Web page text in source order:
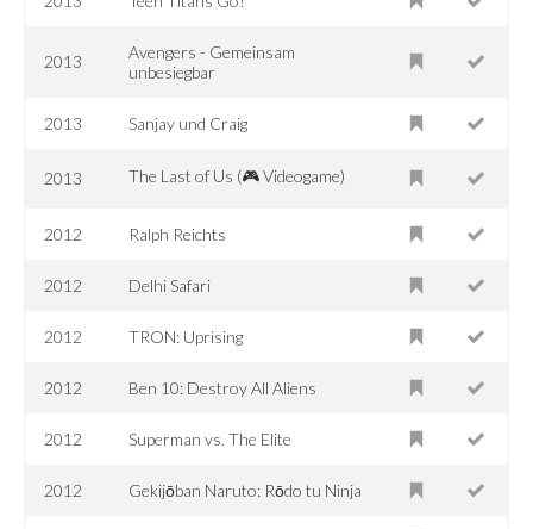
2013
Avengers - Gemeinsam
unbesiegbar
2013 Sanjay und Craig
2013 The Last of Us (🎮 Videogame)
2012 Ralph Reichts
2012 Delhi Safari
2012 TRON: Uprising
2012 Ben 10: Destroy All Aliens
2012 Superman vs. The Elite
2012 Gekijōban Naruto: Rōdo tu Ninja